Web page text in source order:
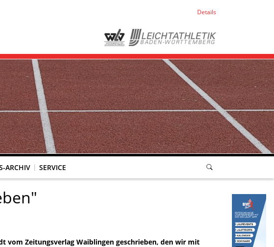
Details
ARCHIV SERVICE
vom Zeitungsverlag Waiblingen geschrieben, den wir mit